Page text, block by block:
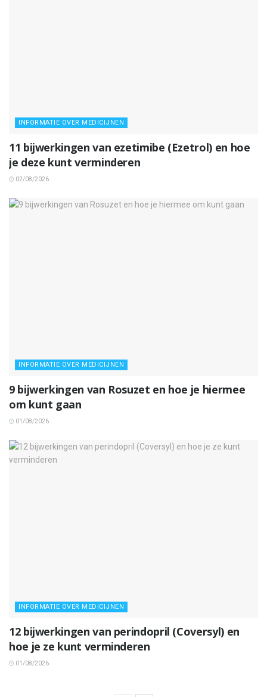
INFORMATIE OVER MEDICIJNEN
11 bijwerkingen van ezetimibe (Ezetrol) en hoe
je deze kunt verminderen
02/08/2026
INFORMATIE OVER MEDICIJNEN
9 bijwerkingen van Rosuzet en hoe je hiermee
om kunt gaan
01/08/2026
INFORMATIE OVER MEDICIJNEN
12 bijwerkingen van perindopril (Coversyl) en
hoe je ze kunt verminderen
01/08/2026